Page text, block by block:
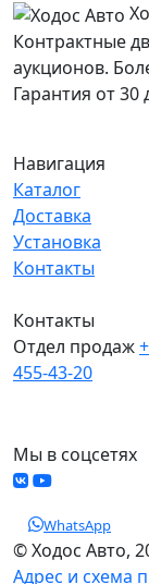
Контрактные
аукционов.
Гарантия от 30
Навигация
Каталог
Доставка
Установка
Контакты
Контакты
Отдел продаж
455-43-20
Мы в соцсетях
WhatsApp
© Ходос Авто,
Адрес и схема